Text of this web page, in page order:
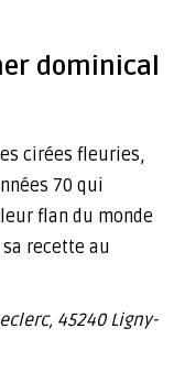
dominical
cirées fleuries,
70 qui
flan du monde
recette au
45240 Ligny-